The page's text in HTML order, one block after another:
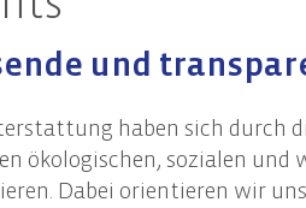
Erbrecht,
und
haben sich durch
ökologischen, sozialen
Dabei orientieren wir uns